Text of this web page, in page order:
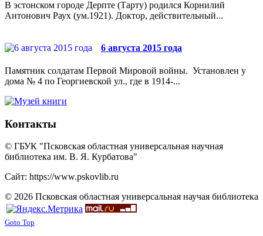
В эстонском городе Дерпте (Тарту) родился Корнилий
Антонович Раух (ум.1921). Доктор, действительный...
6 августа 2015 года
Памятник солдатам Первой Мировой войны. Установлен у
дома № 4 по Георгиевской ул., где в 1914-...
Контакты
© ГБУК "Псковская областная универсальная научная
библиотека им. В. Я. Курбатова"
Сайт: https://www.pskovlib.ru
© 2026 Псковская областная универсальная научая библиотека
Goto Top